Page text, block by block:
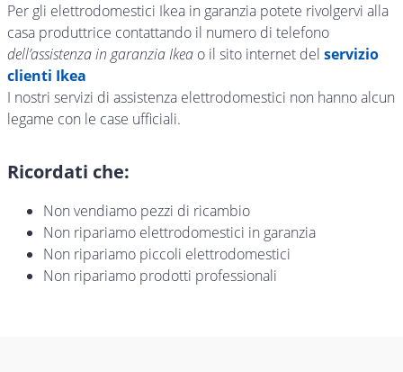
Per gli elettrodomestici Ikea in garanzia potete rivolgervi alla
casa produttrice contattando il numero di telefono
dell’assistenza in garanzia Ikea o il sito internet del servizio
clienti Ikea
I nostri servizi di assistenza elettrodomestici non hanno alcun
legame con le case ufficiali.
Ricordati che:
Non vendiamo pezzi di ricambio
Non ripariamo elettrodomestici in garanzia
Non ripariamo piccoli elettrodomestici
Non ripariamo prodotti professionali